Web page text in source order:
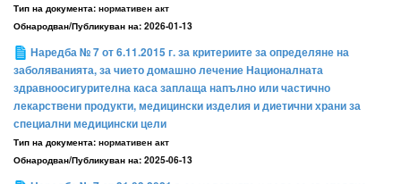
Тип на документа: нормативен акт
Обнародван/Публикуван на: 2026-01-13
Наредба № 7 от 6.11.2015 г. за критериите за определяне на
заболяванията, за чието домашно лечение Националната
здравноосигурителна каса заплаща напълно или частично
лекарствени продукти, медицински изделия и диетични храни за
специални медицински цели
Тип на документа: нормативен акт
Обнародван/Публикуван на: 2025-06-13